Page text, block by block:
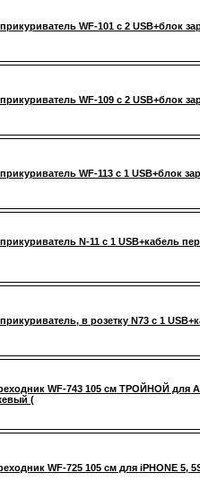
WF-101 с 2 USB+блок
WF-109 с 2 USB+блок
WF-113 с 1 USB+блок
N-11 с 1 USB+кабель
в розетку N73 с 1
WF-743 105 см ТРОЙНОЙ для
(
WF-725 105 см для iPHONE 5,